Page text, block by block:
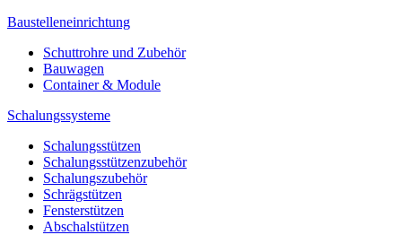
Baustelleneinrichtung
Schuttrohre und Zubehör
Bauwagen
Container & Module
Schalungssysteme
Schalungsstützen
Schalungsstützenzubehör
Schalungszubehör
Schrägstützen
Fensterstützen
Abschalstützen